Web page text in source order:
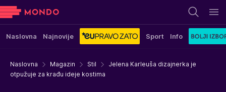
Naslovna Najnovije Sport Info
Naslovna Magazin Stil
Jelena Karleuša dizajnerka je
otpužuje za krađu ideje kostima